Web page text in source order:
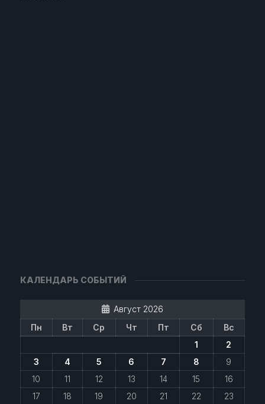
КАЛЕНДАРЬ СОБЫТИЙ
Август 2026
Пн
Вт Ср Чт Пт Сб
Вс
1
2
3
4 5 6 7 8
9
10
11 12 13 14 15
16
17
18 19 20 21 22
23